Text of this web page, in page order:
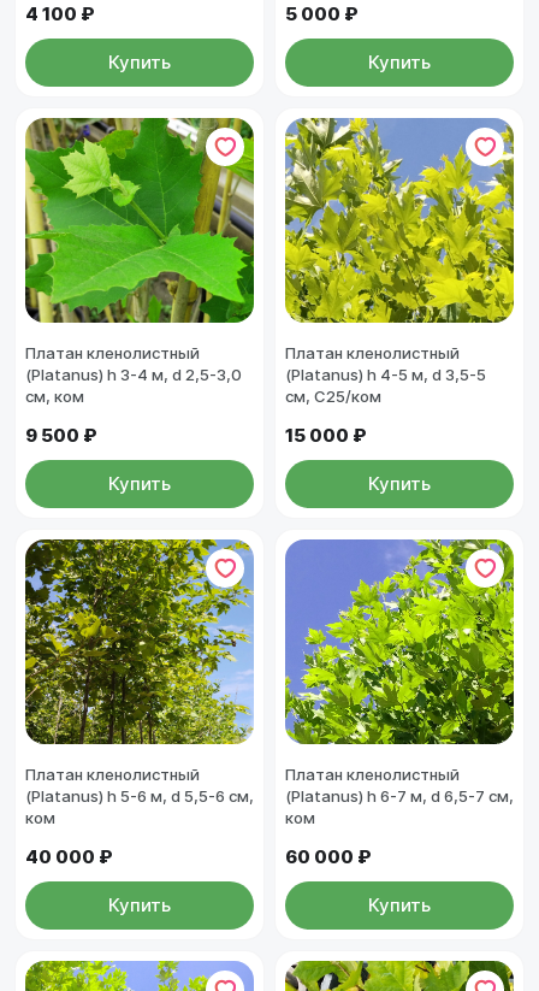
4 100 ₽
Купить
5 000 ₽
Купить
Платан кленолистный
(Platanus) h 3-4 м, d 2,5-3,0
см, ком
9 500 ₽
Купить
Платан кленолистный
(Platanus) h 4-5 м, d 3,5-5
см, С25/ком
15 000 ₽
Купить
Платан кленолистный
(Platanus) h 5-6 м, d 5,5-6 см,
ком
40 000 ₽
Купить
Платан кленолистный
(Platanus) h 6-7 м, d 6,5-7 см,
ком
60 000 ₽
Купить